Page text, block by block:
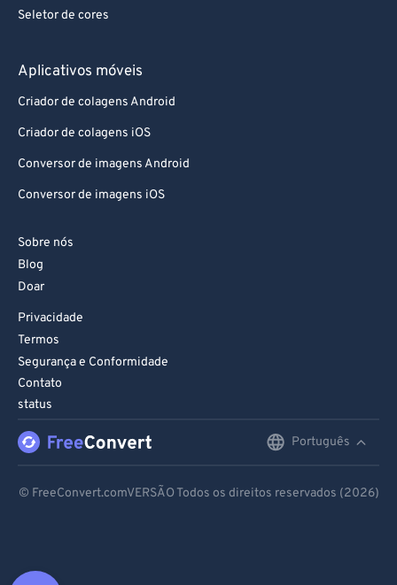
Seletor de cores
Aplicativos móveis
Criador de colagens Android
Criador de colagens iOS
Conversor de imagens Android
Conversor de imagens iOS
Sobre nós
Blog
Doar
Privacidade
Termos
Segurança e Conformidade
Contato
status
Português
© FreeConvert.comVERSÃO Todos os direitos reservados (2026)